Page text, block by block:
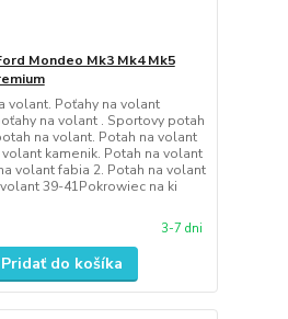
Mondeo Mk3 Mk4 Mk5
volant. Poťahy na volant
na volant . Sportovy potah
na volant. Potah na volant
kamenik. Potah na volant
volant fabia 2. Potah na volant
39-41Pokrowiec na ki
3-7 dni
Pridať do košíka